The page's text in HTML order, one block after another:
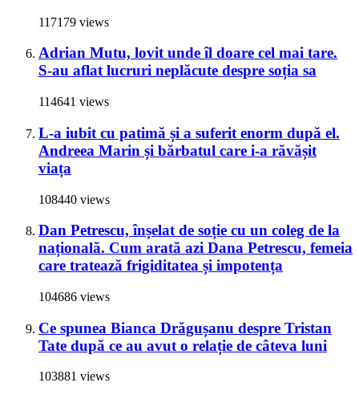
117179 views
Adrian Mutu, lovit unde îl doare cel mai tare.
S-au aflat lucruri neplăcute despre soția sa
114641 views
L-a iubit cu patimă și a suferit enorm după el.
Andreea Marin și bărbatul care i-a răvășit
viața
108440 views
Dan Petrescu, înșelat de soție cu un coleg de la
națională. Cum arată azi Dana Petrescu, femeia
care tratează frigiditatea și impotența
104686 views
Ce spunea Bianca Drăgușanu despre Tristan
Tate după ce au avut o relație de câteva luni
103881 views